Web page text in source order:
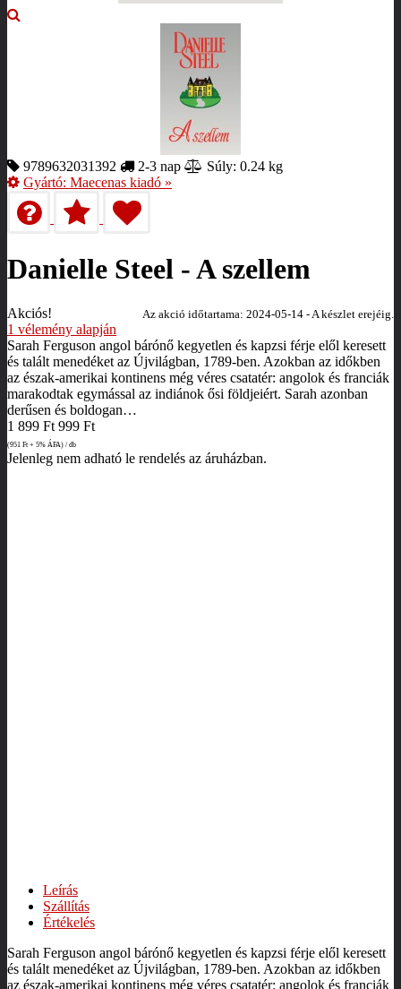
9789632031392 2-3 nap
Súly: 0.24 kg
Gyártó: Maecenas kiadó »
Danielle Steel - A szellem
Akciós! Az akció időtartama: 2024-05-14 - A készlet erejéig.
1 vélemény alapján
Sarah Ferguson angol bárónő kegyetlen és kapzsi férje elől keresett
és talált menedéket az Újvilágban, 1789-ben. Azokban az időkben
az észak-amerikai kontinens még véres csatatér: angolok és franciák
marakodtak egymással az indiánok ősi földjeiért. Sarah azonban
derűsen és boldogan…
1 899 Ft 999 Ft
(951 Ft + 5% ÁFA) / db
Jelenleg nem adható le rendelés az áruházban.
Leírás
Szállítás
Értékelés
Sarah Ferguson angol bárónő kegyetlen és kapzsi férje elől keresett
és talált menedéket az Újvilágban, 1789-ben. Azokban az időkben
az észak-amerikai kontinens még véres csatatér: angolok és franciák